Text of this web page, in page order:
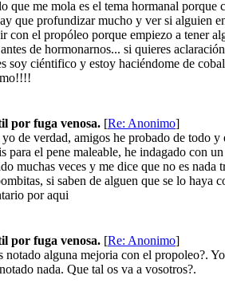
que me mola es el tema hormanal
que profundizar mucho y ver si alguien
con el propóleo porque empiezo a tener
de hormonarnos... si quieres
soy ciéntifico y estoy haciéndome de
por fuga venosa. [Re: Anonimo]
de verdad, amigos he probado de todo
para el pene maleable, he indagado con
muchas veces y me dice que no es nada
si saben de alguen que se lo haya
por aqui
por fuga venosa. [Re: Anonimo]
notado alguna mejoria con el propoleo?.
nada. Que tal os va a vosotros?.